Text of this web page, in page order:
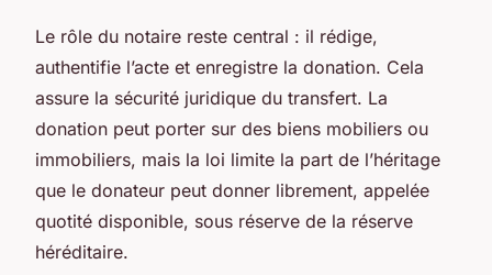
Le rôle du notaire reste central : il rédige,
authentifie l’acte et enregistre la donation. Cela
assure la sécurité juridique du transfert. La
donation peut porter sur des biens mobiliers ou
immobiliers, mais la loi limite la part de l’héritage
que le donateur peut donner librement, appelée
quotité disponible, sous réserve de la réserve
héréditaire.